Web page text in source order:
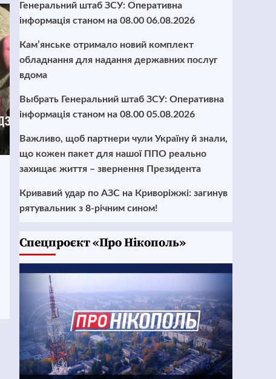
Генеральний штаб ЗСУ: Оперативна
інформація станом на 08.00 06.08.2026
Кам’янське отримало новий комплект
обладнання для надання державних послуг
вдома
Выбрать Генеральний штаб ЗСУ: Оперативна
інформація станом на 08.00 05.08.2026
Важливо, щоб партнери чули Україну й знали,
що кожен пакет для нашої ППО реально
захищає життя – звернення Президента
Кривавий удар по АЗС на Криворіжжі: загинув
рятувальник з 8-річним сином!
Cпецпроєкт «Про Нікополь»